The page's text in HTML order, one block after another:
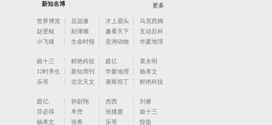
新知名博 更多
世界博览 且远遂 才上眉头
马克西姆
赵昱鲲
刻薄嘴 趣看天下
互动百科
小飞猪
生命时报
亚洲动物
华夏地理
姬十三 鲜艳科技 庭亿
黄永明
12时养生
新知周刊 华夏地理
杨孝文
乐哥
北京天文
康斯坦丁 鲜艳科技
庭亿 孙尉翔 杰西
刘睿
芬必得
芈兠 张撞鹿
姬十三
杨孝文
张希 乐哥 惊蛰